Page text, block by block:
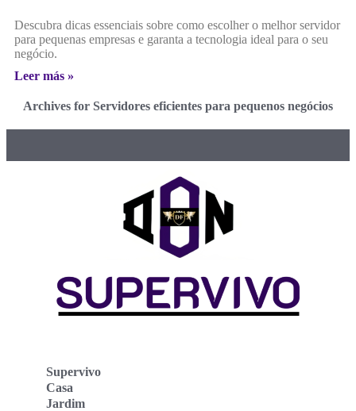
Descubra dicas essenciais sobre como escolher o melhor servidor
para pequenas empresas e garanta a tecnologia ideal para o seu
negócio.
Leer más »
Archives for Servidores eficientes para pequenos negócios
Supervivo
Casa
Jardim